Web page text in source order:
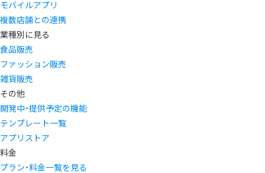
モバイルアプリ
複数店舗との連携
業種別に見る
食品販売
ファッション販売
雑貨販売
その他
開発中・提供予定の機能
テンプレート一覧
アプリストア
料金
プラン・料金一覧を見る